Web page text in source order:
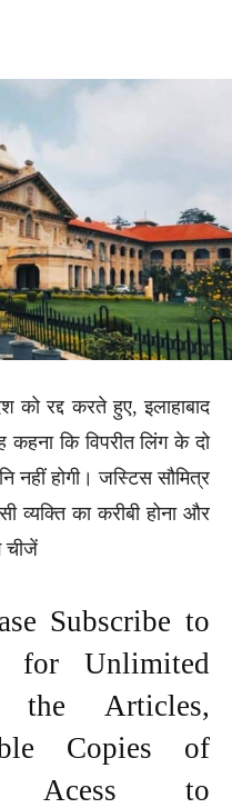
रद्द करते हुए, इलाहाबाद
कि विपरीत लिंग के दो
नहीं होगी। जस्टिस सौमित्र
व्यक्ति का करीबी होना और
चीजें
Subscribe to
for Unlimited
Articles,
Copies of
Acess to